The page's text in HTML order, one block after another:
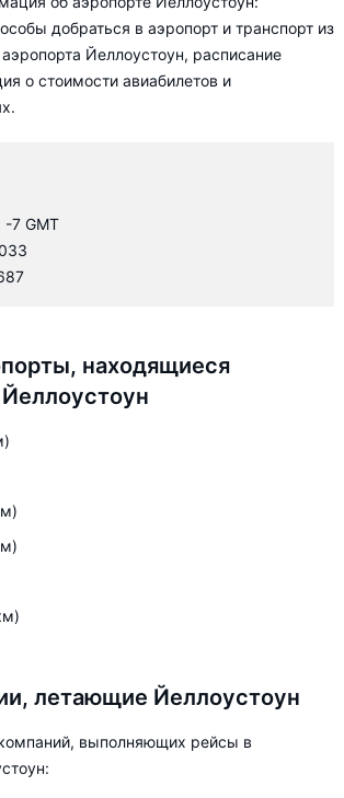
добраться в аэропорт и транспорт из
Йеллоустоун, расписание
о стоимости авиабилетов и
7 GMT
находящиеся
летающие Йеллоустоун
выполняющих рейсы в